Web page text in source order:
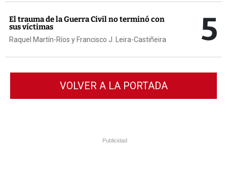
El trauma de la Guerra Civil no terminó con
sus víctimas
Raquel Martín-Ríos y Francisco J. Leira-Castiñeira 5
VOLVER A LA PORTADA
Publicidad